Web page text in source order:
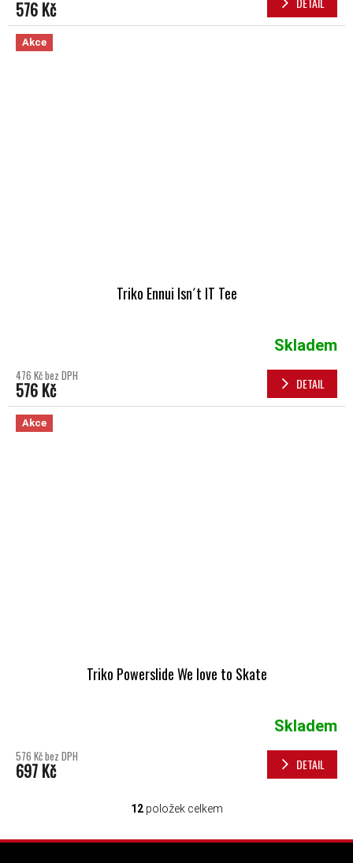
576 Kč
Akce
Triko Ennui Isn´t IT Tee
Skladem
476 Kč bez DPH
576 Kč DETAIL
Akce
Triko Powerslide We love to Skate
Skladem
576 Kč bez DPH
697 Kč DETAIL
OVLÁDACÍ PRVKY VÝPISU
12položek celkem
ZÁPATÍ